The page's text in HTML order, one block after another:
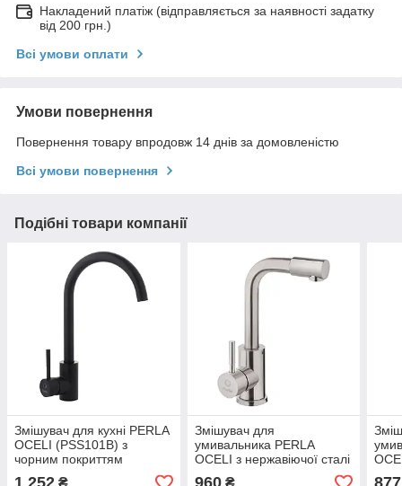
Накладений платіж (відправляється за наявності задатку
від 200 грн.)
Всі умови оплати
Умови повернення
Повернення товару впродовж 14 днів за домовленістю
Всі умови повернення
Подібні товари компанії
Змішувач для кухні PERLA
OCELI (PSS101B) з
чорним покриттям
Змішувач для
умивальника PERLA
OCELI з нержавіючої сталі
"Г" (PSS4033)
"U"